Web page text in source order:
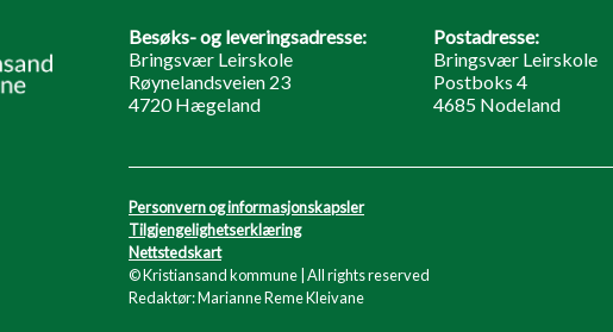
Besøks- og leveringsadresse:
Bringsvær Leirskole
Røynelandsveien 23
4720 Hægeland
Postadresse:
Bringsvær Leirskole
Postboks 4
4685 Nodeland
Personvern og informasjonskapsler
Tilgjengelighetserklæring
Nettstedskart
© Kristiansand kommune | All rights reserved
Redaktør: Marianne Reme Kleivane